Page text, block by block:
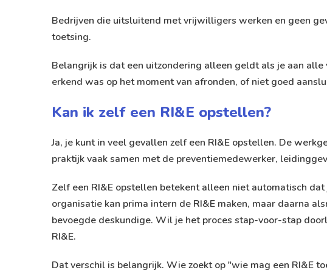
Bedrijven die uitsluitend met vrijwilligers werken en geen
toetsing.
Belangrijk is dat een uitzondering alleen geldt als je aan
erkend was op het moment van afronden, of niet goed
Kan ik zelf een RI&E opstellen?
Ja, je kunt in veel gevallen zelf een RI&E opstellen. De
praktijk vaak samen met de preventiemedewerker,
Zelf een RI&E opstellen betekent alleen niet automatisch
organisatie kan prima intern de RI&E maken, maar daarna
bevoegde deskundige. Wil je het proces stap-voor-stap
RI&E.
Dat verschil is belangrijk. Wie zoekt op "wie mag een RI&E